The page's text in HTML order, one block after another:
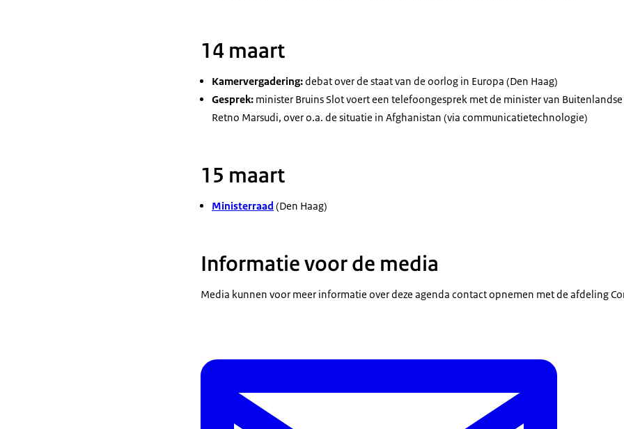
14 maart
Kamervergadering:debat over de staat van de oorlog in Europa (Den Haag)
Gesprek: minister Bruins Slot voert een telefoongesprek met de minister van
Retno Marsudi, over o.a. de situatie in Afghanistan (via communicatietechnologie)
15 maart
Ministerraad (Den Haag)
Informatie voor de media
Media kunnen voor meer informatie over deze agenda contact opnemen met de afdeling